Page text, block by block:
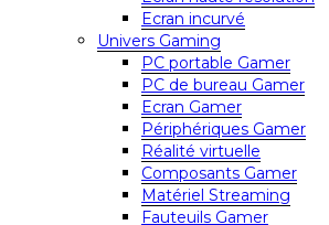
Ecran incurvé
Univers Gaming
PC portable Gamer
PC de bureau Gamer
Ecran Gamer
Périphériques Gamer
Réalité virtuelle
Composants Gamer
Matériel Streaming
Fauteuils Gamer